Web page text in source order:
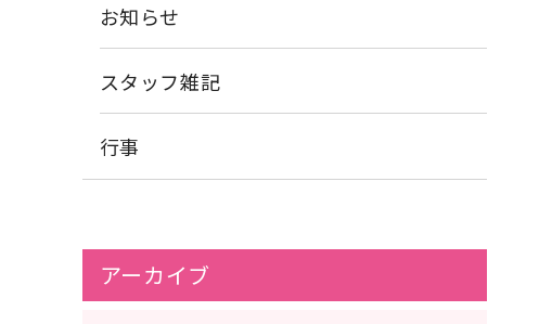
お知らせ
スタッフ雑記
行事
アーカイブ